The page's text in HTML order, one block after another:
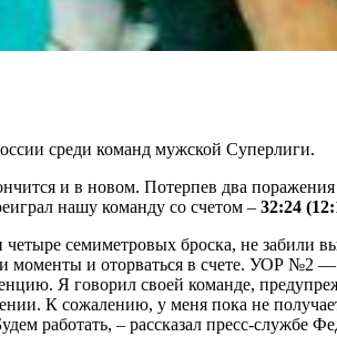
среди команд мужской Суперлиги.
и в новом. Потерпев два
нашу команду со счетом – 32:24
семиметровых броска, не забили
моменты и оторваться в счете. УОР №2
Я говорил своей команде,
К сожалению, у меня пока не
работать, – рассказал пресс-службе